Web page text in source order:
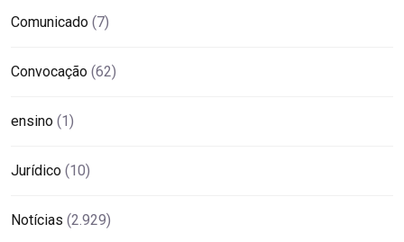
Comunicado (7)
Convocação (62)
ensino (1)
Jurídico (10)
Notícias (2.929)